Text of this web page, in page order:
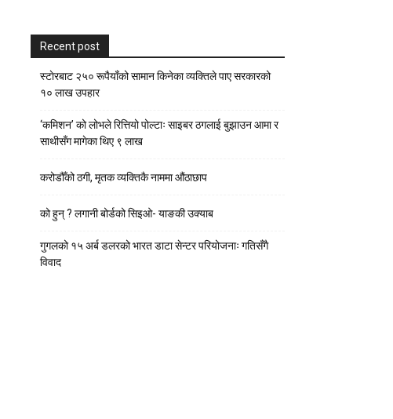
Recent post
स्टाेरबाट २५० रूपैयाँको सामान किनेका व्यक्तिले पाए सरकारको
१० लाख उपहार
‘कमिशन’ को लोभले रित्तियो पोल्टाः साइबर ठगलाई बुझाउन आमा र
साथीसँग मागेका थिए ९ लाख
करोडौँको ठगी, मृतक व्यक्तिकै नाममा औंठाछाप
को हुन् ? लगानी बोर्डको सिइओ- याङकी उक्याब
गुगलको १५ अर्ब डलरको भारत डाटा सेन्टर परियोजनाः गतिसँगै
विवाद